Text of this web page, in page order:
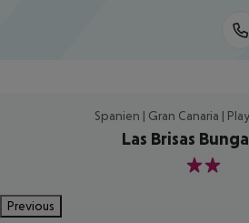
Spanien | Gran Canaria |
Las Brisas
2
Previous